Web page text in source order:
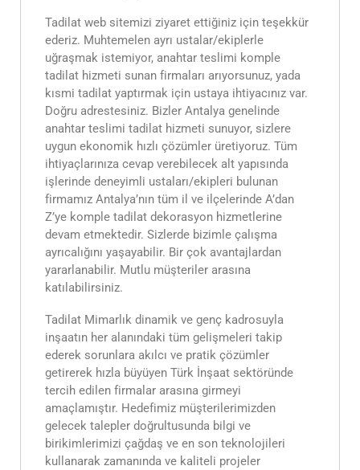
Tadilat web sitemizi ziyaret ettiğiniz için teşekkür
ederiz. Muhtemelen ayrı ustalar/ekiplerle
uğraşmak istemiyor, anahtar teslimi komple
tadilat hizmeti sunan firmaları arıyorsunuz, yada
kısmi tadilat yaptırmak için ustaya ihtiyacınız var.
Doğru adrestesiniz. Bizler Antalya genelinde
anahtar teslimi tadilat hizmeti sunuyor, sizlere
uygun ekonomik hızlı çözümler üretiyoruz. Tüm
ihtiyaçlarınıza cevap verebilecek alt yapısında
işlerinde deneyimli ustaları/ekipleri bulunan
firmamız Antalya’nın tüm il ve ilçelerinde A’dan
Z’ye komple tadilat dekorasyon hizmetlerine
devam etmektedir. Sizlerde bizimle çalışma
ayrıcalığını yaşayabilir. Bir çok avantajlardan
yararlanabilir. Mutlu müşteriler arasına
katılabilirsiniz.
Tadilat Mimarlık dinamik ve genç kadrosuyla
inşaatın her alanındaki tüm gelişmeleri takip
ederek sorunlara akılcı ve pratik çözümler
getirerek hızla büyüyen Türk İnşaat sektöründe
tercih edilen firmalar arasına girmeyi
amaçlamıştır. Hedefimiz müşterilerimizden
gelecek talepler doğrultusunda bilgi ve
birikimlerimizi çağdaş ve en son teknolojileri
kullanarak zamanında ve kaliteli projeler